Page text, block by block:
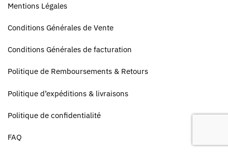
Mentions Légales
Conditions Générales de Vente
Conditions Générales de facturation
Politique de Remboursements & Retours
Politique d’expéditions & livraisons
Politique de confidentialité
FAQ